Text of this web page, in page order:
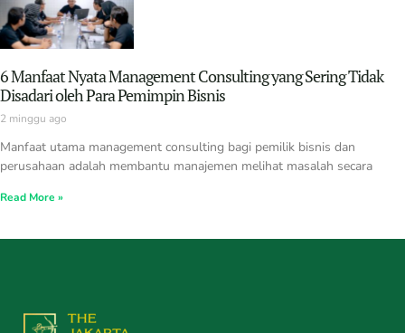
6 Manfaat Nyata Management Consulting yang Sering Tidak
Disadari oleh Para Pemimpin Bisnis
2 minggu ago
Manfaat utama management consulting bagi pemilik bisnis dan
perusahaan adalah membantu manajemen melihat masalah secara
Read More »